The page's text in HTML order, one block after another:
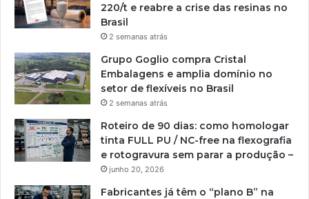
220/t e reabre a crise das resinas no
Brasil
2 semanas atrás
Grupo Goglio compra Cristal
Embalagens e amplia domínio no
setor de flexíveis no Brasil
2 semanas atrás
Roteiro de 90 dias: como homologar
tinta FULL PU / NC-free na flexografia
e rotogravura sem parar a produção –
junho 20, 2026
Fabricantes já têm o “plano B” na